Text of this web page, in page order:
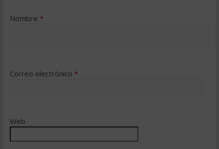
Nombre *
Correo electrónico *
Web